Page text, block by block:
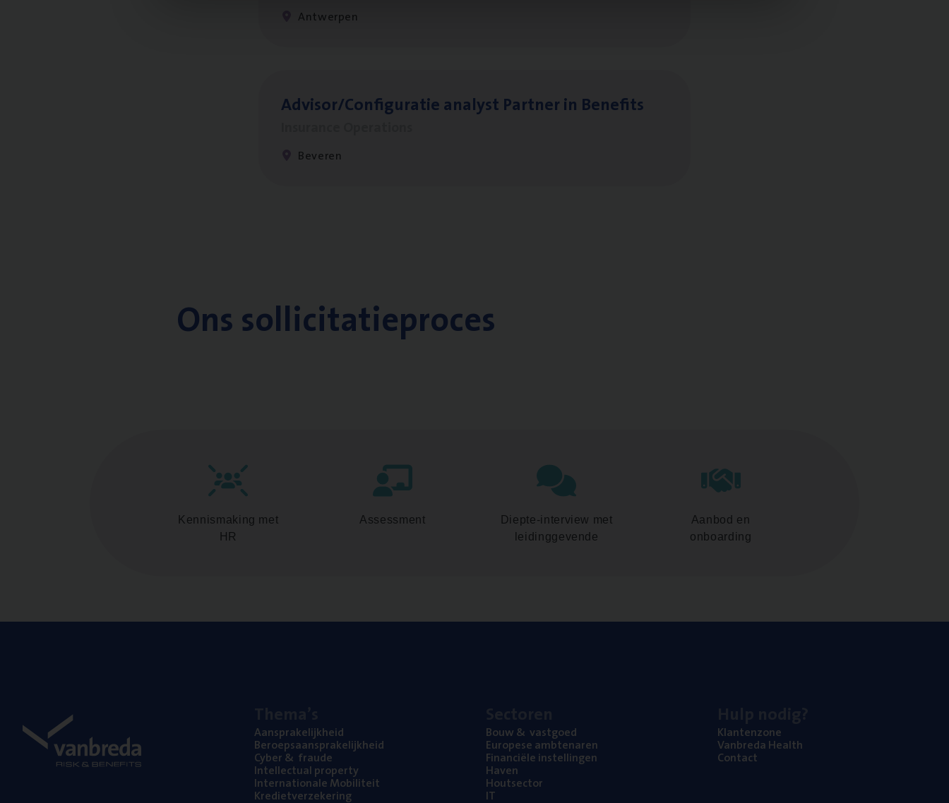
Antwerpen
Advisor/​Configuratie ana­lyst Part­ner in Benefits
Beveren
Ons sollicitatieproces
Kennismaking met
HR
Assessment
Diepte-interview met
leidinggevende
Aanbod en
onboarding
Aan­spra­ke­lijk­heid
Beroeps­aan­spra­ke­lijk­heid
Cyber& fraude
Intel­lec­tu­al property
Inter­na­ti­o­na­le Mobiliteit
Kre­diet­ver­ze­ke­ring
Bouw& vastgoed
Euro­pe­se ambtenaren
Finan­ci­ë­le instellingen
Haven
Hout­sec­tor
IT
Klan­ten­zo­ne
Van­b­re­da Health
Con­tact